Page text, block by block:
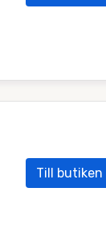
Till butiken